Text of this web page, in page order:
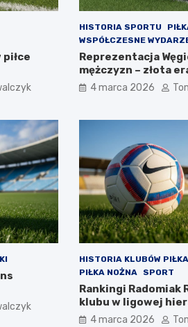
HISTORIA SPORTU
WSPÓŁCZESNE
Reprezentacja
mężczyzn – złota
współczesne
4 marca 2026
HISTORIA KLUBÓW
PIŁKA NOŻNA
SPORT
Rankingi Radomiak
klubu w ligowej
4 marca 2026